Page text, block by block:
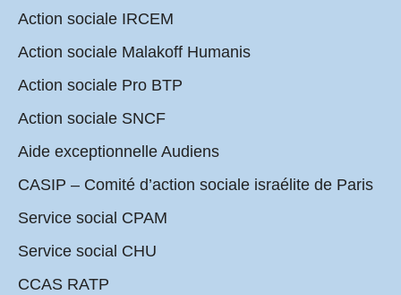
Action sociale IRCEM
Action sociale Malakoff Humanis
Action sociale Pro BTP
Action sociale SNCF
Aide exceptionnelle Audiens
CASIP – Comité d’action sociale israélite de Paris
Service social CPAM
Service social CHU
CCAS RATP